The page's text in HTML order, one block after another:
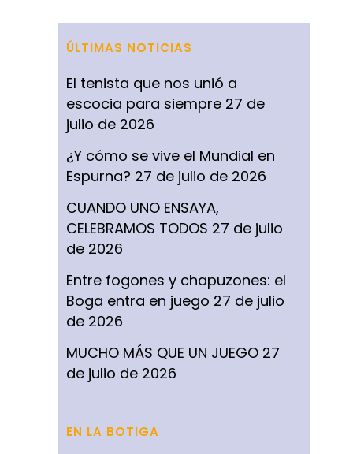
ÚLTIMAS NOTICIAS
El tenista que nos unió a
escocia para siempre 27 de
julio de 2026
¿Y cómo se vive el Mundial en
Espurna? 27 de julio de 2026
CUANDO UNO ENSAYA,
CELEBRAMOS TODOS 27 de julio
de 2026
Entre fogones y chapuzones: el
Boga entra en juego 27 de julio
de 2026
MUCHO MÁS QUE UN JUEGO 27
de julio de 2026
EN LA BOTIGA